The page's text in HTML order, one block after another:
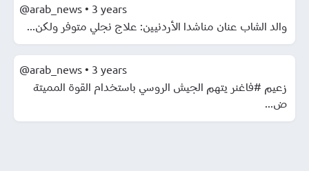
@arab_news • 3 years
والد الشاب عنان مناشدا الأردنيين: علاج نجلي متوفر ولكن...
@arab_news • 3 years
زعيم #فاغنر يتهم الجيش الروسي باستخدام القوة المميتة
ض...